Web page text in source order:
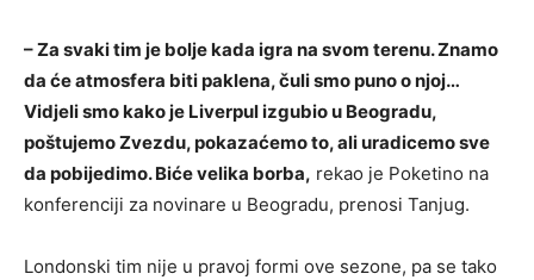
– Za svaki tim je bolje kada igra na svom terenu. Znamo
da će atmosfera biti paklena, čuli smo puno o njoj…
Vidjeli smo kako je Liverpul izgubio u Beogradu,
poštujemo Zvezdu, pokazaćemo to, ali uradicemo sve
da pobijedimo. Biće velika borba, rekao je Poketino na
konferenciji za novinare u Beogradu, prenosi Tanjug.
Londonski tim nije u pravoj formi ove sezone, pa se tako